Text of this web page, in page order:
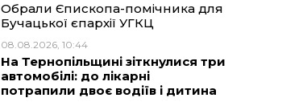
Обрали Єпископа-помічника для
Бучацької єпархії УГКЦ
08.08.2026, 10:44
На Тернопільщині зіткнулися три
автомобілі: до лікарні
потрапили двоє водіїв і дитина